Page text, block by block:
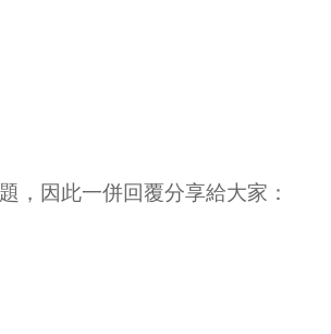
，因此一併回覆分享給大家：